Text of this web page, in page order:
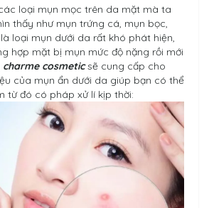
loại mụn mọc trên da mặt mà ta
thấy như mụn trứng cá, mụn bọc,
loại mụn dưới da rất khó phát hiện,
hợp mặt bị mụn mức độ nặng rồi mới
charme cosmeticsẽ cung cấp cho
của mụn ẩn dưới da giúp bạn có thể
từ đó có pháp xử lí kịp thời: